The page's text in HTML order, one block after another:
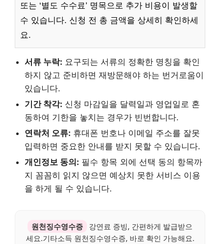
또는 ‘별도 수수료’ 명목으로 추가 비용이 발생할
수 있습니다. 신청 전 총 금액을 상세히 확인하세
요.
서류 누락: 요구되는 서류의 정확한 명칭을 확인
하지 않고 준비하면 재방문해야 하는 번거로움이
있습니다.
기간 착각: 신청 마감일을 달력일과 영업일로 혼
동하여 기한을 놓치는 경우가 빈번합니다.
연락처 오류: 휴대폰 번호나 이메일 주소를 잘못
입력하면 중요한 안내를 받지 못할 수 있습니다.
개인정보 동의: 필수 항목 외에 선택 동의 항목까
지 꼼꼼히 읽지 않으면 예상치 못한 서비스 이용
을 하게 될 수 있습니다.
원천징수영수증
강연료 증빙, 간편하게 발급받으
세요.기타소득 원천징수영수증, 바로 확인 가능해요.